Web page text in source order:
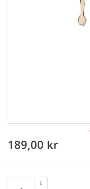
Skip
the
189,00 kr